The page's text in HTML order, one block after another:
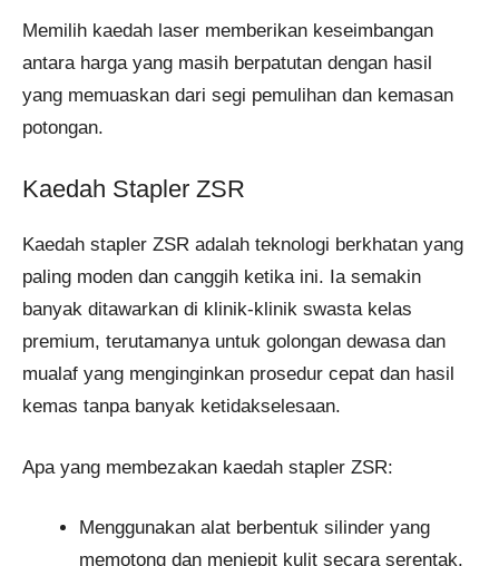
Memilih kaedah laser memberikan keseimbangan
antara harga yang masih berpatutan dengan hasil
yang memuaskan dari segi pemulihan dan kemasan
potongan.
Kaedah Stapler ZSR
Kaedah stapler ZSR adalah teknologi berkhatan yang
paling moden dan canggih ketika ini. Ia semakin
banyak ditawarkan di klinik-klinik swasta kelas
premium, terutamanya untuk golongan dewasa dan
mualaf yang menginginkan prosedur cepat dan hasil
kemas tanpa banyak ketidakselesaan.
Apa yang membezakan kaedah stapler ZSR:
Menggunakan alat berbentuk silinder yang
memotong dan menjepit kulit secara serentak.